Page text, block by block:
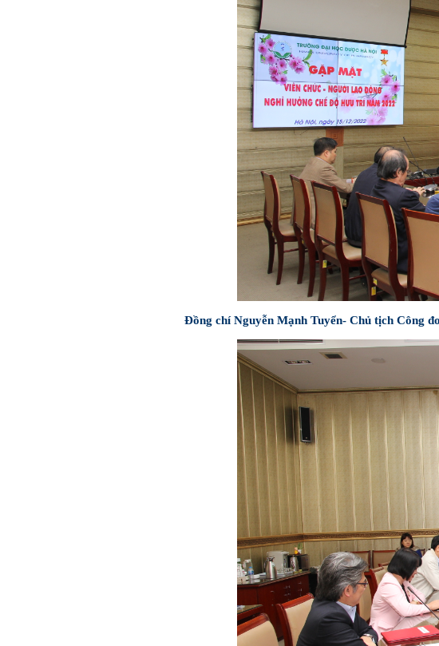
Đồng chí Nguyễn Mạnh Tuyển- Chủ tịch Công